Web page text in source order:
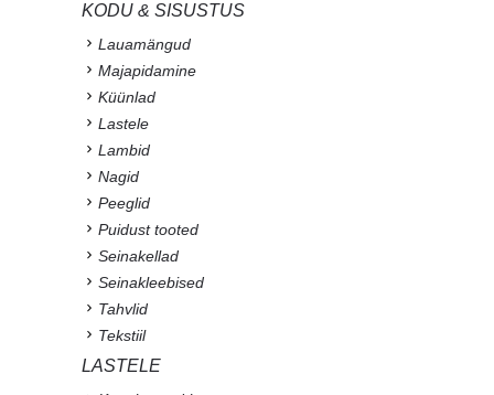
KODU & SISUSTUS
Lauamängud
Majapidamine
Küünlad
Lastele
Lambid
Nagid
Peeglid
Puidust tooted
Seinakellad
Seinakleebised
Tahvlid
Tekstiil
LASTELE